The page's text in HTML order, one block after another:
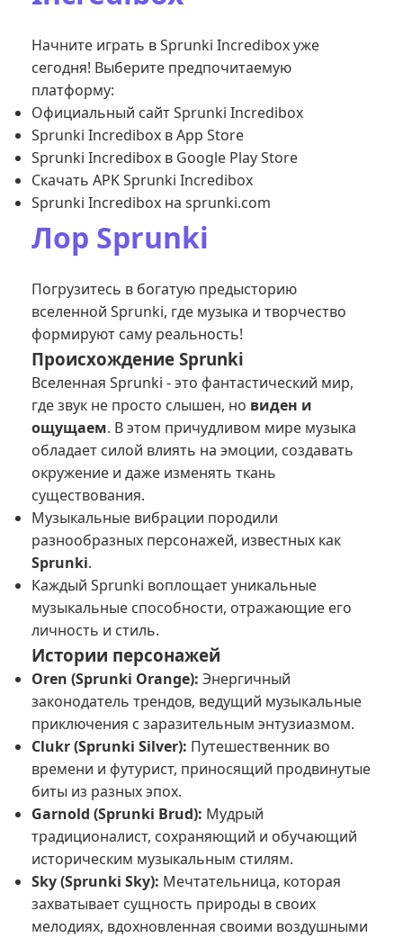
Начните играть в Sprunki Incredibox уже
сегодня! Выберите предпочитаемую
платформу:
Официальный сайт Sprunki Incredibox
Sprunki Incredibox в App Store
Sprunki Incredibox в Google Play Store
Скачать APK Sprunki Incredibox
Sprunki Incredibox на sprunki.com
Лор Sprunki
Погрузитесь в богатую предысторию
вселенной Sprunki, где музыка и творчество
формируют саму реальность!
Происхождение Sprunki
Вселенная Sprunki - это фантастический мир,
где звук не просто слышен, но виден и
ощущаем. В этом причудливом мире музыка
обладает силой влиять на эмоции, создавать
окружение и даже изменять ткань
существования.
Музыкальные вибрации породили
разнообразных персонажей, известных как
Sprunki.
Каждый Sprunki воплощает уникальные
музыкальные способности, отражающие его
личность и стиль.
Истории персонажей
Oren (Sprunki Orange): Энергичный
законодатель трендов, ведущий музыкальные
приключения с заразительным энтузиазмом.
Clukr (Sprunki Silver): Путешественник во
времени и футурист, приносящий продвинутые
биты из разных эпох.
Garnold (Sprunki Brud): Мудрый
традиционалист, сохраняющий и обучающий
историческим музыкальным стилям.
Sky (Sprunki Sky): Мечтательница, которая
захватывает сущность природы в своих
мелодиях, вдохновленная своими воздушными